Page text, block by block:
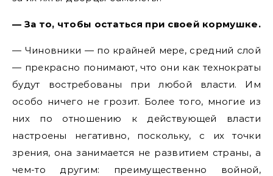
— За то, чтобы остаться при своей кормушке.
— Чиновники — по крайней мере, средний слой
— прекрасно понимают, что они как технократы
будут востребованы при любой власти. Им
особо ничего не грозит. Более того, многие из
них по отношению к действующей власти
настроены негативно, поскольку, с их точки
зрения, она занимается не развитием страны, а
чем-то другим: преимущественно войной,